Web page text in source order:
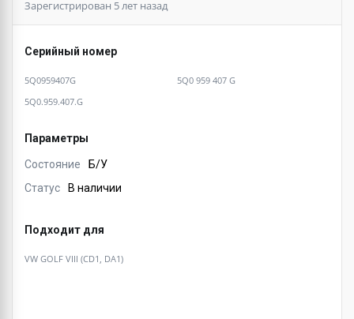
Зарегистрирован 5 лет назад
Серийный номер
5Q0959407G
5Q0 959 407 G
5Q0.959.407.G
Параметры
Состояние
Б/У
Статус
В наличии
Подходит для
VW GOLF VIII (CD1, DA1)